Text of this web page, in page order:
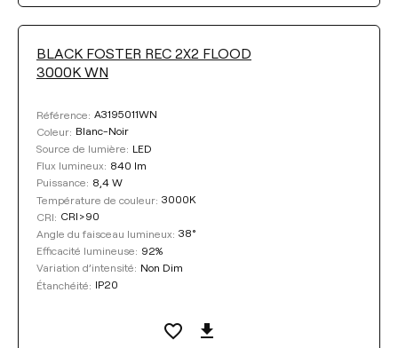
BLACK FOSTER REC 2X2 FLOOD
3000K WN
Référence: A3195011WN
Coleur: Blanc-Noir
Source de lumière: LED
Flux lumineux: 840 lm
Puissance: 8,4 W
Température de couleur: 3000K
CRI: CRI>90
Angle du faisceau lumineux: 38°
Efficacité lumineuse: 92%
Variation d’intensité: Non Dim
Étanchéité: IP20